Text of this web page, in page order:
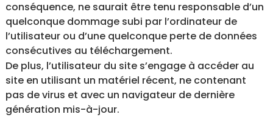
conséquence, ne saurait être tenu responsable d’un
quelconque dommage subi par l’ordinateur de
l’utilisateur ou d’une quelconque perte de données
consécutives au téléchargement.
De plus, l’utilisateur du site s’engage à accéder au
site en utilisant un matériel récent, ne contenant
pas de virus et avec un navigateur de dernière
génération mis-à-jour.